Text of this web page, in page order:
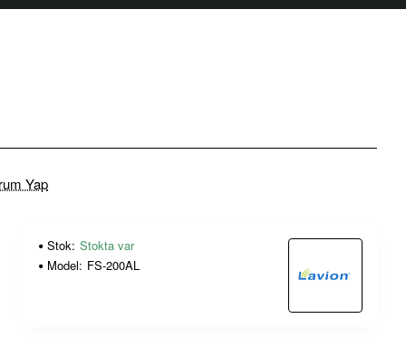
Yap
Stok: Stokta var
Model: FS-200AL